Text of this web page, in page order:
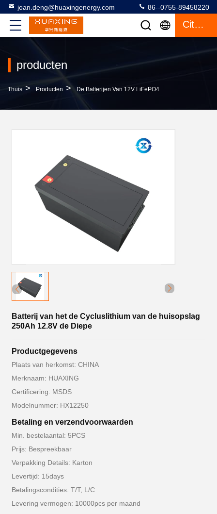
joan.deng@huaxingenergy.com 86--0755-89458220
Citaat
producten
Thuis > Producten > De Batterijen Van 12V LiFePO4 >
Batterij van het de Cycluslithium van de huisopslag
250Ah 12.8V de Diepe
Productgegevens
Plaats van herkomst: CHINA
Merknaam: HUAXING
Certificering: MSDS
Modelnummer: HX12250
Betaling en verzendvoorwaarden
Min. bestelaantal: 5PCS
Prijs: Bespreekbaar
Verpakking Details: Karton
Levertijd: 15days
Betalingscondities: T/T, L/C
Levering vermogen: 10000pcs per maand